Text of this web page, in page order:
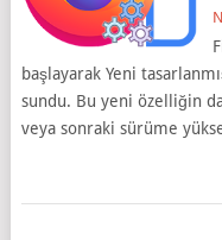
başlayarak Yeni
sundu. Bu yeni özelliğin
veya sonraki sürüme